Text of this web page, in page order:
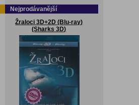
Nejprodávanější
Žraloci 3D+2D (Blu-ray)
(Sharks 3D)